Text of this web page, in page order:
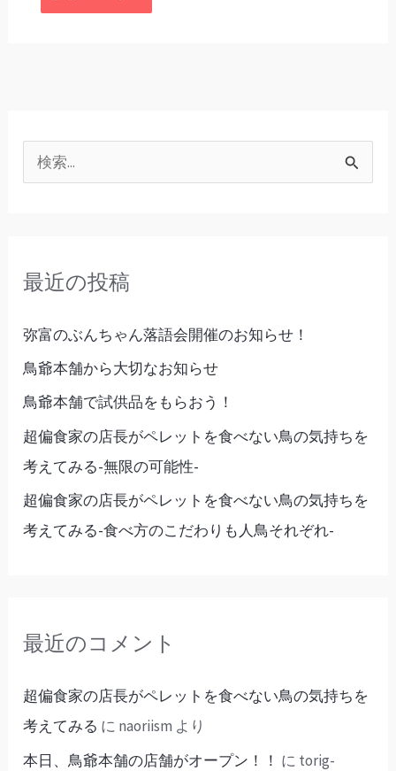
検
:最近の投稿
弥富のぶんちゃん落語会開催のお知らせ！
鳥爺本舗から大切なお知らせ
鳥爺本舗で試供品をもらおう！
超偏食家の店長がペレットを食べない鳥の気持ちを
考えてみる-無限の可能性-
超偏食家の店長がペレットを食べない鳥の気持ちを
考えてみる-食べ方のこだわりも人鳥それぞれ-
最近のコメント
超偏食家の店長がペレットを食べない鳥の気持ちを
考えてみる に naoriism より
本日、鳥爺本舗の店舗がオープン！！ に torig-